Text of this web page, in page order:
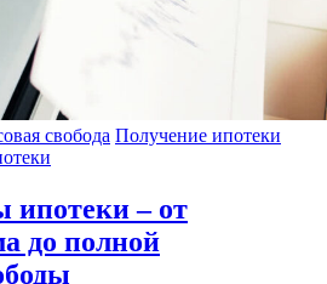
свобода Получение ипотеки
– от
до полной